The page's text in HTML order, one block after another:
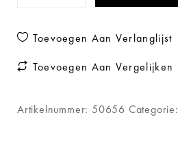
Toevoegen Aan Verlanglijst
Toevoegen Aan Vergelijken
Artikelnummer: 50656 Categorie: